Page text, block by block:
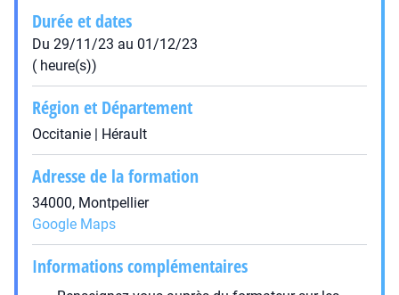
Durée et dates
Du 29/11/23 au 01/12/23
( heure(s))
Région et Département
Occitanie | Hérault
Adresse de la formation
34000, Montpellier
Google Maps
Informations complémentaires